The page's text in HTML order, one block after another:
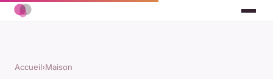
Accueil›Maison